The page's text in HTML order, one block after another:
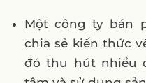
Một công ty bán
chia sẻ kiến thức
đó thu hút nhiều